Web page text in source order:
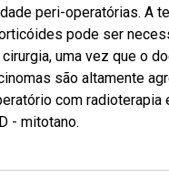
peri-operatórias. A
pode ser
uma vez que o
são altamente
com radioterapia
- mitotano.